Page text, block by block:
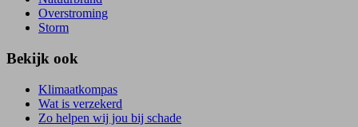
Overstroming
Storm
Bekijk ook
Klimaatkompas
Wat is verzekerd
Zo helpen wij jou bij schade